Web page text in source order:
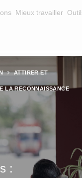
Mieux travailler
ATTIRER ET
LA RECONNAISSANCE
: